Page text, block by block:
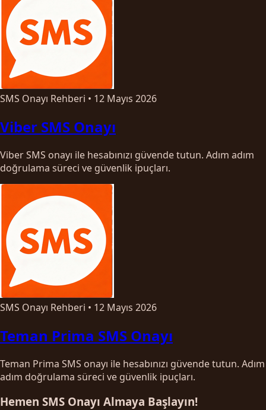
SMS Onayı Rehberi • 12 Mayıs 2026
Viber SMS Onayı
Viber SMS onayı ile hesabınızı güvende tutun. Adım adım
doğrulama süreci ve güvenlik ipuçları.
SMS Onayı Rehberi • 12 Mayıs 2026
Teman Prima SMS Onayı
Teman Prima SMS onayı ile hesabınızı güvende tutun. Adım
adım doğrulama süreci ve güvenlik ipuçları.
Hemen SMS Onayı Almaya Başlayın!